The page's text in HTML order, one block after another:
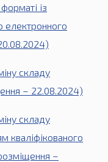
із
електронного
складу
– 22.08.2024)
складу
кваліфікованого
–